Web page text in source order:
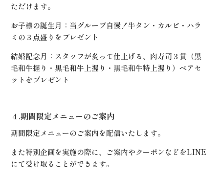
ただけます。
お子様の誕生月：当グループ自慢！牛タン・カルビ・ハラ
ミの３点盛りをプレゼント
結婚記念月：スタッフが炙って仕上げる、肉寿司３貫（黒
毛和牛握り・黒毛和牛上握り・黒毛和牛特上握り）ペアセ
ットをプレゼント
４.期間限定メニューのご案内
期間限定メニューのご案内を配信いたします。
また特別企画を実施の際に、ご案内やクーポンなどをLINE
にて受け取ることができます。